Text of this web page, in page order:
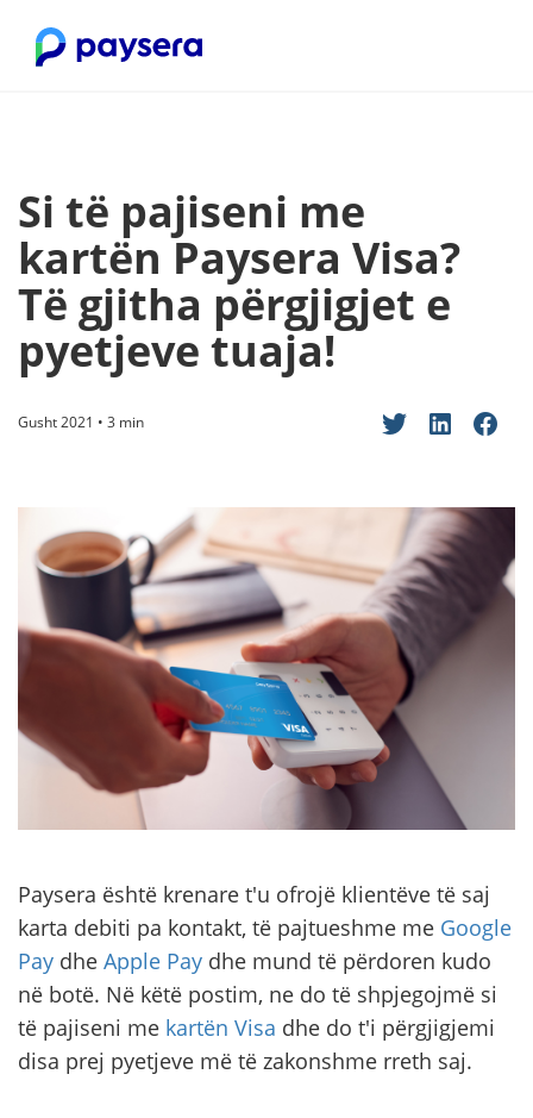
Si të pajiseni me
kartën Paysera Visa?
Të gjitha përgjigjet e
pyetjeve tuaja!
Gusht 2021 • 3 min
Paysera është krenare t'u ofrojë klientëve të saj
karta debiti pa kontakt, të pajtueshme me Google
Pay dhe Apple Pay dhe mund të përdoren kudo
në botë. Në këtë postim, ne do të shpjegojmë si
të pajiseni me kartën Visa dhe do t'i përgjigjemi
disa prej pyetjeve më të zakonshme rreth saj.